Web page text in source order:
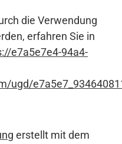
die Verwendung
erfahren Sie in
e7a5e7e4-94a4-
ugd/
erstellt mit dem